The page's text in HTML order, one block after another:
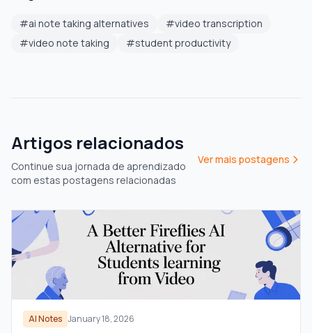
#ai note taking alternatives #video transcription
#video note taking #student productivity
Artigos relacionados
Continue sua jornada de aprendizado
com estas postagens relacionadas
Ver mais postagens
AI Notes January 18, 2026